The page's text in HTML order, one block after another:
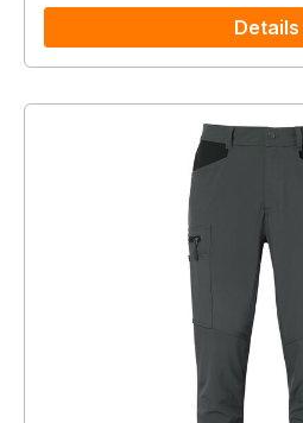
Details